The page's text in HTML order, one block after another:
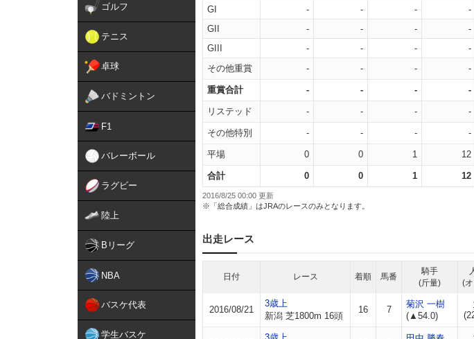
ゴルフ
テニス
卓球
バドミントン
F1
バレーボール
ラグビー
陸上
Bリーグ
NBA
バスケ代表
学生バスケ
GI - - - -
GII
- - - -
GIII
- - - -
その他重賞
- - - -
重賞合計 - - - -
リステッド - - - -
その他特別 - - - -
平場 0 0 1 12
合計 0 0 1 12
2016/8/25 00:00 更新
※「総合成績」はJRAのレースのみとなります。
出走レース
日付 レース 着順 馬番
騎手
(斤量)
(
2016/08/21
3歳上
新潟 芝1800m 16頭
16 7
菊沢 一樹
(▲54.0)